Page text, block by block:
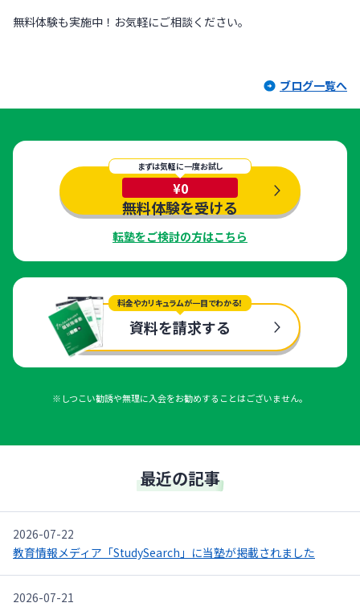
無料体験も実施中！お気軽にご相談ください。
ブログ一覧へ
まずは気軽に一度お試し
¥0
無料体験を受ける
転塾をご検討の方はこちら
料金やカリキュラムが一目でわかる！
資料を請求する
※しつこい勧誘や無理に入会をお勧めすることはございません。
最近の記事
2026-07-22
教育情報メディア「StudySearch」に当塾が掲載されました
2026-07-21